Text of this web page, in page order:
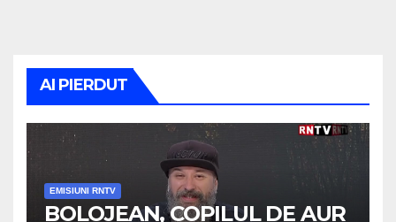
AI PIERDUT
EMISIUNI RNTV
BOLOJEAN, COPILUL DE AUR